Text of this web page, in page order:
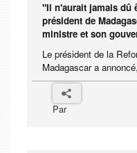
"Il n'aurait jamais dû
président de
ministre et son
Le président de la
Madagascar a
Par